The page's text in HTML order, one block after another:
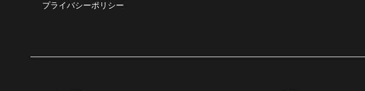
プライバシーポリシー